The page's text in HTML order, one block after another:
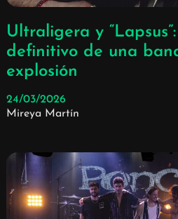
Ultraligera y
definitivo de una
explosión
24/03/2026
Mireya Martín